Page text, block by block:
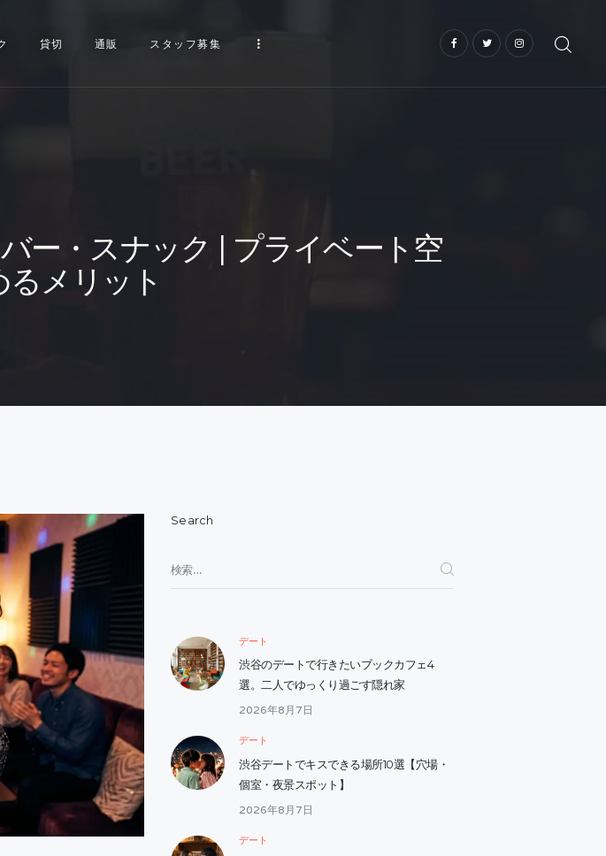
貸切 通販 スタッフ募集
ー・スナック | プライベート空
メリット
Search
索:
デート
渋谷のデートで行きたいブックカフェ4
選。二人でゆっくり過ごす隠れ家
2026年8月7日
デート
渋谷デートでキスできる場所10選【穴場・
個室・夜景スポット】
2026年8月7日
デート